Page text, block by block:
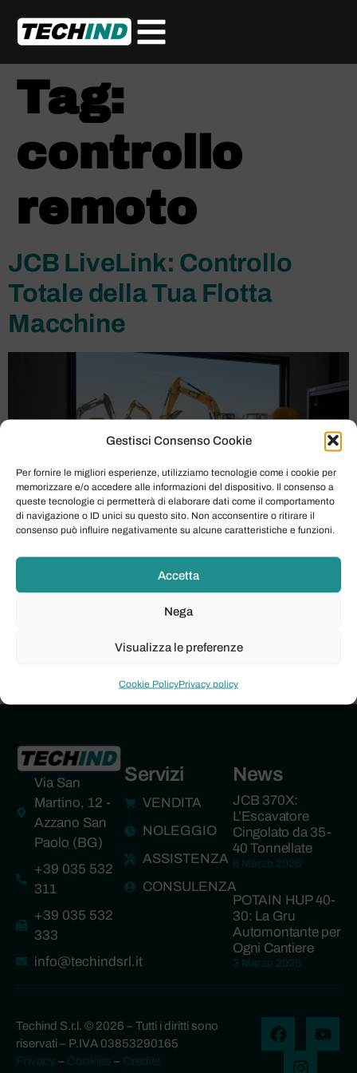
Gestisci Consenso Cookie
Per fornire le migliori esperienze, utilizziamo tecnologie come i cookie per
memorizzare e/o accedere alle informazioni del dispositivo. Il consenso a
queste tecnologie ci permetterà di elaborare dati come il comportamento
di navigazione o ID unici su questo sito. Non acconsentire o ritirare il
consenso può influire negativamente su alcune caratteristiche e funzioni.
Accetta
Nega
Visualizza le preferenze
Cookie PolicyPrivacy policy
Tag:
controllo
remoto
JCB LiveLink: Controllo
Totale della Tua Flotta
Macchine
Guarda il video: LIVELINK lr.mp4 Nel dinamico settore
delle costruzioni e del movimento terra, la gestione
successo operativo e la redditività. Ogni giorno, le
aziende si confrontano con la sfida di monitorare
macchina, spesso dislocata su […]
Via San
Martino, 12 -
Azzano San
Paolo (BG)
+39 035 532
311
+39 035 532
333
info@techindsrl.it
Servizi
VENDITA
NOLEGGIO
ASSISTENZA
CONSULENZA
News
JCB 370X:
L’Escavatore
Cingolato da 35-
40 Tonnellate
6 Marzo 2026
POTAIN HUP 40-
30: La Gru
Automontante per
Ogni Cantiere
3 Marzo 2026
Techind S.r.l. © 2026 – Tutti i diritti sono
riservati – P.IVA 03853290165
Privacy – Cookies – Credits